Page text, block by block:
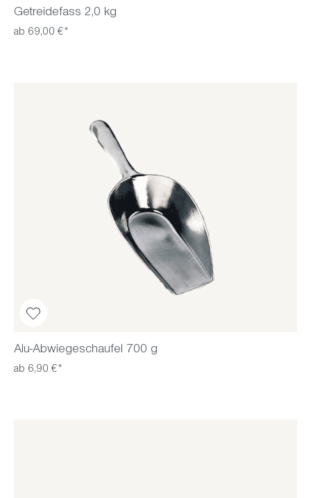
Getreidefass 2,0 kg
ab 69,00 €*
Alu-Abwiegeschaufel 700 g
ab 6,90 €*